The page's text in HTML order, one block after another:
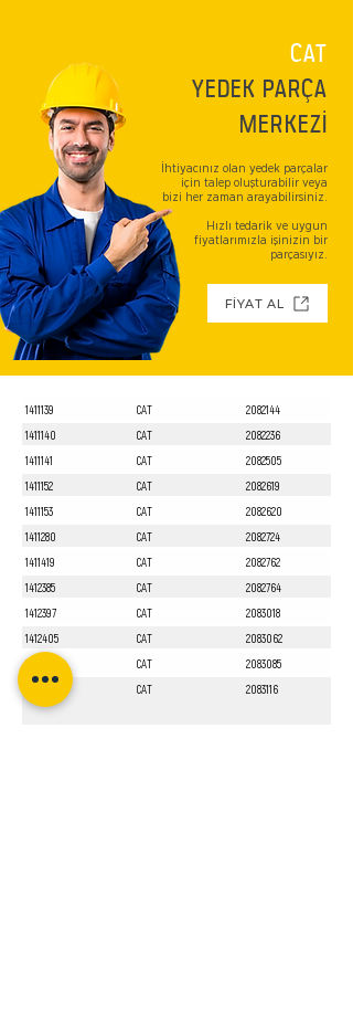
CAT
YEDEK PARÇA
MERKEZİ
İhtiyacınız olan yedek parçalar
için talep oluşturabilir veya
bizi her zaman arayabilirsiniz.
Hızlı tedarik ve uygun
fiyatlarımızla işinizin bir
parçasıyız.
FİYAT AL
1411139 CAT
2082144
1411140
CAT
2082236
1411141
CAT
2082505
1411152
CAT
2082619
1411153
CAT
2082620
1411280
CAT
2082724
1411419
CAT
2082762
1412385
CAT
2082764
1412397
CAT
2083018
1412405
CAT
2083062
1412551
CAT
2083085
CAT 2083116